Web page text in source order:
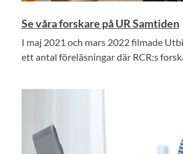
Se våra forskare på UR Samtiden
I maj 2021 och mars 2022 filmade
ett antal föreläsningar där RCR:s